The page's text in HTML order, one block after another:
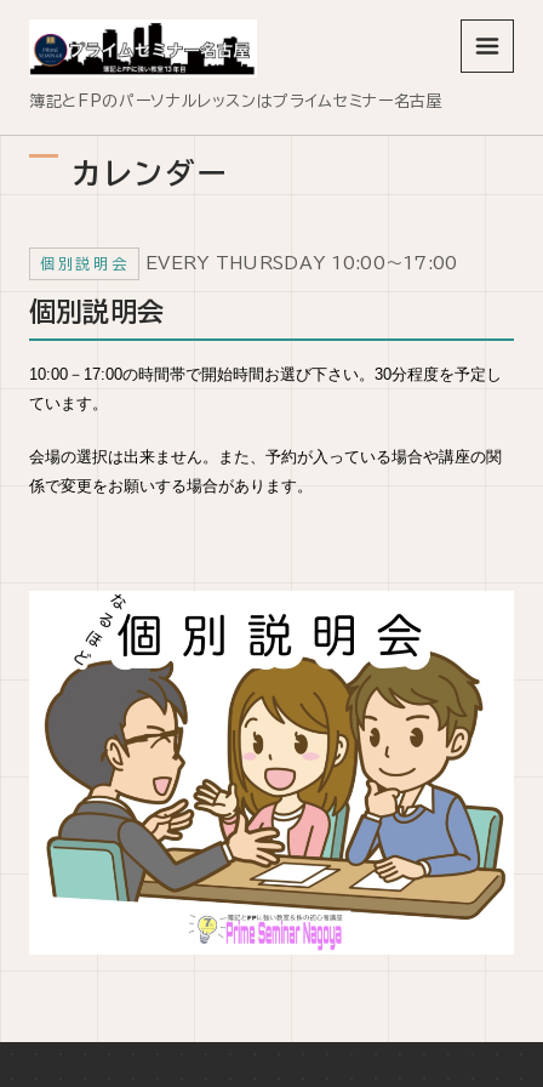
簿記とFPのパーソナルレッスンはプライムセミナー名古屋
メニュ
カレンダー
個別説明会 EVERY THURSDAY 10:00～17:00
個別説明会
10:00－17:00の時間帯で開始時間お選び下さい。30分程度を予定し
ています。
会場の選択は出来ません。また、予約が入っている場合や講座の関
係で変更をお願いする場合があります。